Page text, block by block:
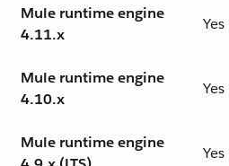
Mule runtime engine
4.11.x
Yes
Mule runtime engine
4.10.x
Yes
Mule runtime engine
Yes